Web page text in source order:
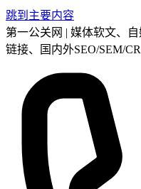
跳到主要内容
第一公关网 | 媒体软文、
链接、国内外SEO/SEM/